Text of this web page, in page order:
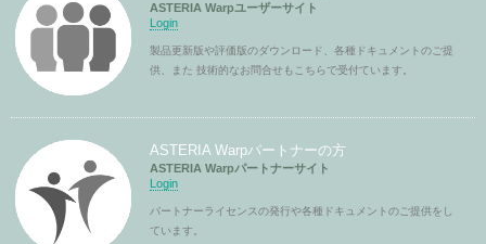
ASTERIA Warpユーザーサイト
Login
製品更新版や評価版のダウンロード、各種ドキュメントのご提
供、また 技術的なお問合せもこちらで受付ています。
ASTERIA Warpパートナーの方
ASTERIA Warpパートナーサイト
Login
パートナーライセンスの発行や各種ドキュメントのご提供をし
ています。